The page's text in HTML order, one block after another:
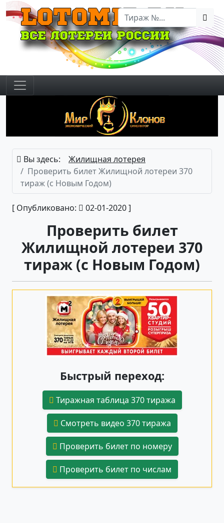
Вы здесь:
Жилищная лотерея
Проверить билет Жилищной лотереи 370
тираж (с Новым Годом)
[ Опубликовано: 02-01-2020 ]
Проверить билет
Жилищной лотереи 370
тираж (с Новым Годом)
Быстрый переход:
Тиражная таблица 370 тиража
Смотреть видео 370 тиража
Проверить билет по номеру
Проверить билет по числам